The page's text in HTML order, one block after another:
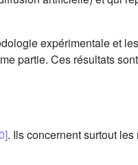
expérimentale et
partie. Ces résultats
. Ils concernent surtout les